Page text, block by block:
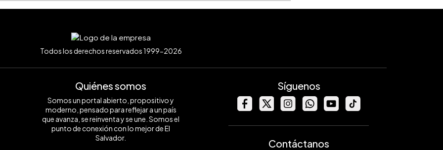
Todos los derechos reservados 1999-2026
Quiénes somos
Somos un portal abierto, propositivo y
moderno, pensado para reflejar a un país
que avanza, se reinventa y se une. Somos el
punto de conexión con lo mejor de El
Salvador.
Síguenos
Contáctanos